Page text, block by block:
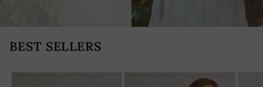
BEST SELLERS